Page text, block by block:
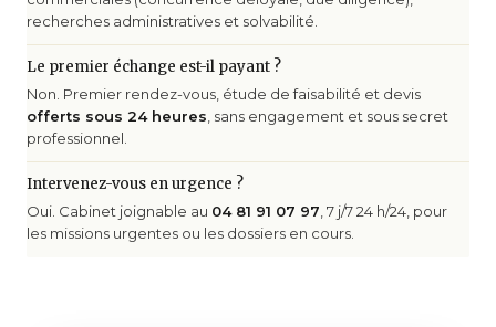
recherches administratives et solvabilité.
Le premier échange est-il payant ?
Non. Premier rendez-vous, étude de faisabilité et devis
offerts sous 24 heures , sans engagement et sous secret
professionnel.
Intervenez-vous en urgence ?
Oui. Cabinet joignable au 04 81 91 07 97, 7 j/7 24 h/24, pour
les missions urgentes ou les dossiers en cours.